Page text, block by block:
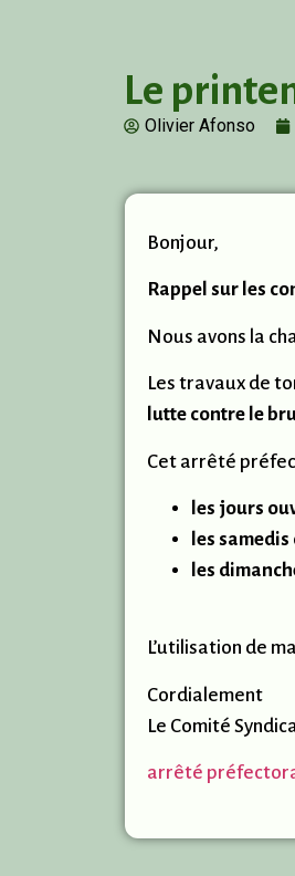
Le
Olivier Afonso
Bonjour,
Rappel sur les
Nous avons la
Les travaux de
lutte contre le
Cet arrêté
les jours
les
les
L’utilisation de
Cordialement
Le Comité
arrêté